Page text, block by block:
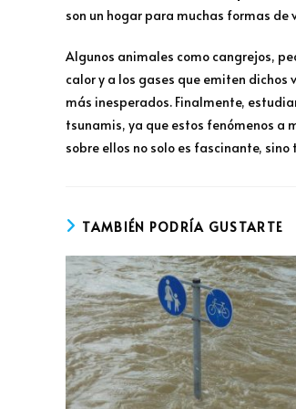
son un hogar para muchas formas de
Algunos animales como cangrejos,
calor y a los gases que emiten
más inesperados. Finalmente,
tsunamis, ya que estos fenómenos a
sobre ellos no solo es fascinante,
TAMBIÉN PODRÍA GUSTARTE